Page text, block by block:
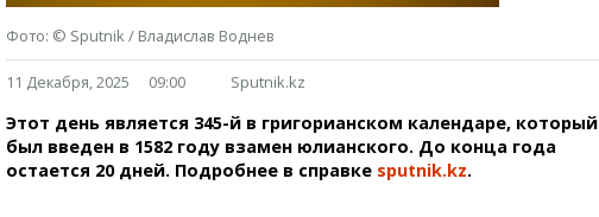
Сервисы
Переводчик
Справочник
Расписание транспорта
Автобусные остановки
Экстренные службы
Каталог компаний
Купить шины, легко!
Фото: © Sputnik / Владислав Воднев
11 Декабря, 2025 09:00 Sputnik.kz
Этот день является 345-й в григорианском календаре, который
был введен в 1582 году взамен юлианского. До конца года
остается 20 дней. Подробнее в справке sputnik.kz.